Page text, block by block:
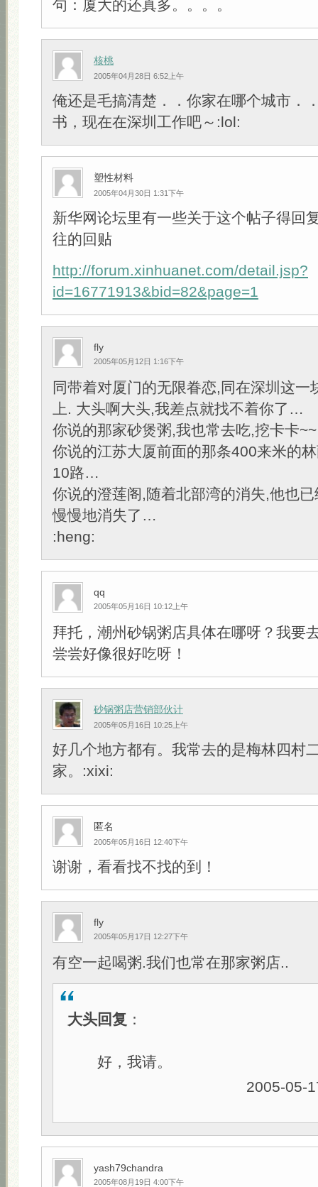
句：厦大的还真多。。。。
核桃
2005年04月28日 6:52上午
俺还是毛搞清楚．．你家在哪个城市．
书，现在在深圳工作吧～:lol:
塑性材料
2005年04月30日 1:31下午
新华网论坛里有一些关于这个帖子得回
往的回贴
http://forum.xinhuanet.com/detail.jsp?
id=16771913&bid=82&page=1
fly
2005年05月12日 1:16下午
同带着对厦门的无限眷恋,同在深圳这一
上. 大头啊大头,我差点就找不着你了…
你说的那家砂煲粥,我也常去吃,挖卡卡~~
你说的江苏大厦前面的那条400来米的
10路…
你说的澄莲阁,随着北部湾的消失,他也
慢慢地消失了…
:heng:
qq
2005年05月16日 10:12上午
拜托，潮州砂锅粥店具体在哪呀？我要
尝尝好像很好吃呀！
砂锅粥店营销部伙计
2005年05月16日 10:25上午
好几个地方都有。我常去的是梅林四村
家。:xixi:
匿名
2005年05月16日 12:40下午
谢谢，看看找不找的到！
fly
2005年05月17日 12:27下午
有空一起喝粥.我们也常在那家粥店..
大头回复 ：
好，我请。
2005-05-
yash79chandra
2005年08月19日 4:00下午